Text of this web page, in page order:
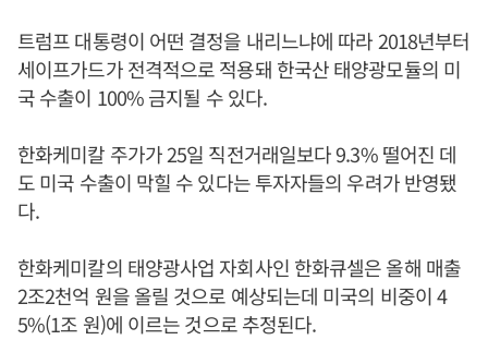
트럼프 대통령이 어떤 결정을 내리느냐에 따라 2018년부터
세이프가드가 전격적으로 적용돼 한국산 태양광모듈의 미
국 수출이 100% 금지될 수 있다.
한화케미칼 주가가 25일 직전거래일보다 9.3% 떨어진 데
도 미국 수출이 막힐 수 있다는 투자자들의 우려가 반영됐
다.
한화케미칼의 태양광사업 자회사인 한화큐셀은 올해 매출
2조2천억 원을 올릴 것으로 예상되는데 미국의 비중이 4
5%(1조 원)에 이르는 것으로 추정된다.